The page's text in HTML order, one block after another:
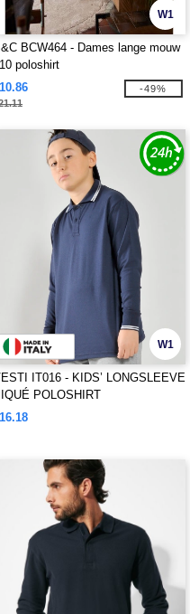
W1
BCW464 - Dames lange mouw
poloshirt
-49%
W1
IT016 - KIDS’ LONGSLEEVE
POLOSHIRT